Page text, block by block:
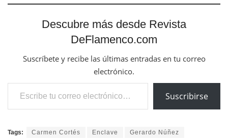
Descubre más desde Revista
DeFlamenco.com
Suscríbete y recibe las últimas entradas en tu correo
electrónico.
Escribe tu correo electrónico…
Suscribirse
Tags: Carmen Cortés Enclave Gerardo Núñez